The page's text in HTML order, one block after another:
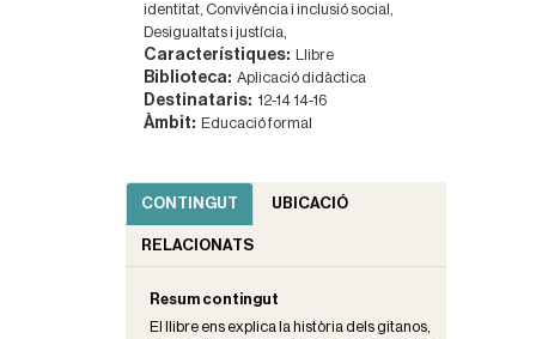
identitat, Convivència i inclusió social,
Desigualtats i justícia,
Característiques: Llibre
Biblioteca: Aplicació didàctica
Destinataris: 12-14 14-16
Àmbit: Educació formal
CONTINGUT UBICACIÓ
RELACIONATS
Resum contingut
El llibre ens explica la història dels gitanos,